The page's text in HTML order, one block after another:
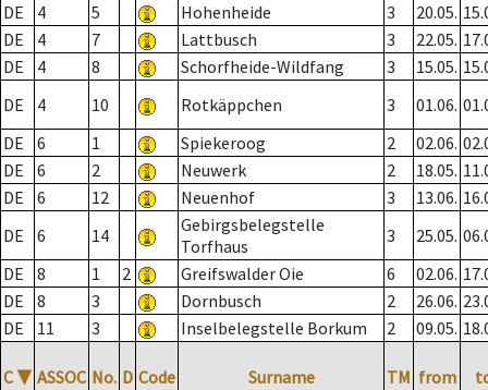
DE
4 5 Hohenheide 3 20.05.
DE
4 7 Lattbusch 3 22.05.
DE
4 8 Schorfheide-Wildfang 3 15.05.
DE
4 10 Rotkäppchen 3 01.06.
DE
6 1 Spiekeroog 2 02.06.
DE
6 2 Neuwerk 2 18.05.
DE
6 12 Neuenhof 3 13.06.
DE
6 14
Gebirgsbelegstelle
Torfhaus
3 25.05.
DE
8 1 2 Greifswalder Oie 6 02.06.
DE
8 3 Dornbusch 2 26.06.
DE
11 3 Inselbelegstelle Borkum 2 09.05.
C ▼ ASSOC No. D Code Surname TM from